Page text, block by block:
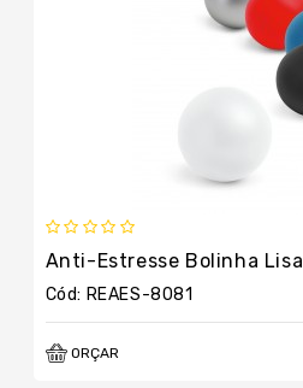
Anti-Estresse Bolinha Lisa
Cód: REAES-8081
ORÇAR